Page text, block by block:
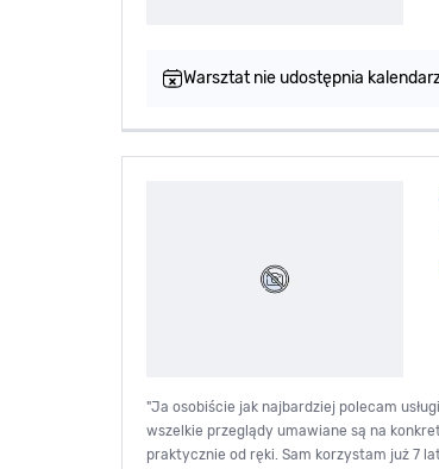
Warsztat nie udostępnia
"Ja osobiście jak najbardziej polecam
wszelkie przeglądy umawiane są na
praktycznie od ręki. Sam korzystam już 7